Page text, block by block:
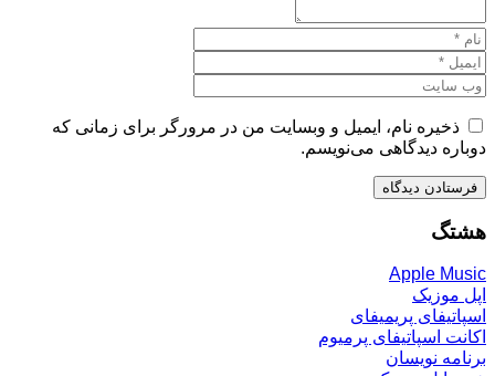
ذخیره نام، ایمیل و وبسایت من در مرورگر برای زمانی که
دوباره دیدگاهی می‌نویسم.
هشتگ
Apple Music
اپل موزیک
اسپاتیفای پریمیفای
اکانت اسپاتیفای پرمیوم
برنامه نویسان